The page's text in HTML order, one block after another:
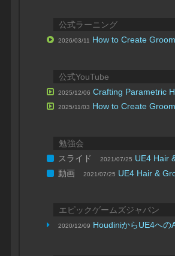
公式ラーニング
2026/03/11 How to Create
公式YouTube
2025/12/06 Crafting Parametric
2025/11/03 How to Create
勉強会
スライド2021/07/25 UE4 Hair
動画2021/07/25 UE4 Hair &
エピックゲームズジャパン
2020/12/09 HoudiniからUE4へ